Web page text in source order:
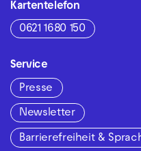
Kartentelefon
0621 1680 150
Service
Presse
Newsletter
Barrierefreiheit &